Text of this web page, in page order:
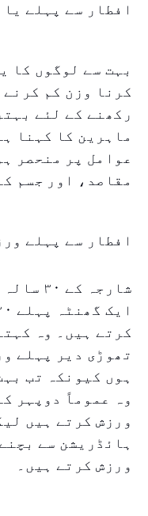
افطار سے پہلے
بہت سے لوگوں کا
کرنا وزن کم
رکھنے کے لئے
ماہرین کا کہنا
عوامل پر منحصر
مقاصد، اور جسم
افطار سے پہلے
شارجہ
کرتے ہیں۔ وہ
تھوڑی دیر پہلے
ہوں کیونکہ تب
وہ عموماً دوپہر
ورزش کرتے ہیں
ہائڈریشن سے
ورزش کرتے ہیں۔